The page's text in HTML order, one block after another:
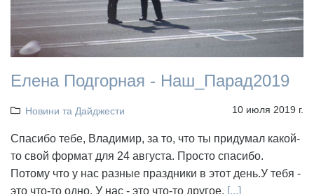
Елена Подгорная - Наш_Парад2019
Новини та Дайджести 10 июля 2019 г.
Спасибо тебе, Владимир, за то, что ты придумал какой-
то свой формат для 24 августа. Просто спасибо.
Потому что у нас разные праздники в этот день.У тебя -
это что-то одно. У нас - это что-то другое. [...]